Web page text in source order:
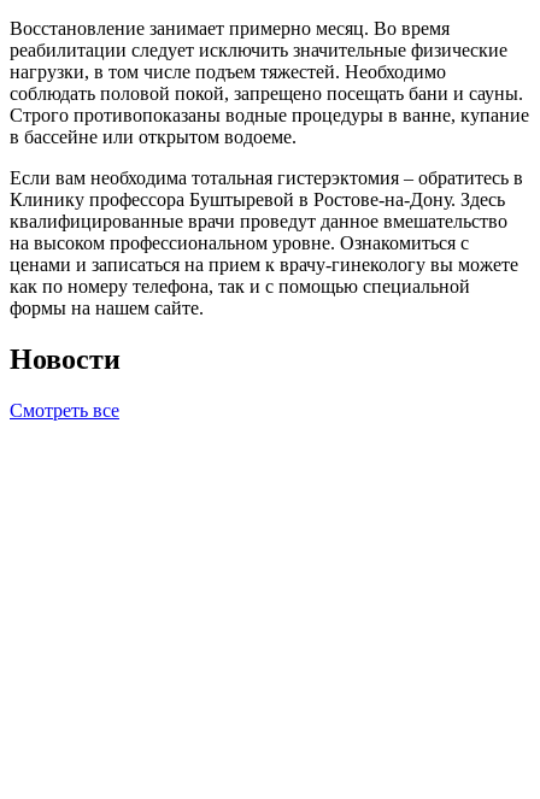
Восстановление занимает примерно месяц. Во время
реабилитации следует исключить значительные физические
нагрузки, в том числе подъем тяжестей. Необходимо
соблюдать половой покой, запрещено посещать бани и сауны.
Строго противопоказаны водные процедуры в ванне, купание
в бассейне или открытом водоеме.
Если вам необходима тотальная гистерэктомия – обратитесь в
Клинику профессора Буштыревой в Ростове-на-Дону. Здесь
квалифицированные врачи проведут данное вмешательство
на высоком профессиональном уровне. Ознакомиться с
ценами и записаться на прием к врачу-гинекологу вы можете
как по номеру телефона, так и с помощью специальной
формы на нашем сайте.
Новости
Смотреть все